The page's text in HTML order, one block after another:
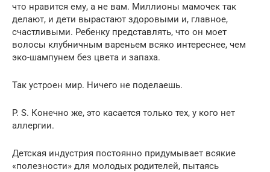
что нравится ему, а не вам. Миллионы мамочек так
делают, и дети вырастают здоровыми и, главное,
счастливыми. Ребенку представлять, что он моет
волосы клубничным вареньем всяко интереснее, чем
эко-шампунем без цвета и запаха.
Так устроен мир. Ничего не поделаешь.
P. S. Конечно же, это касается только тех, у кого нет
аллергии.
Детская индустрия постоянно придумывает всякие
«полезности» для молодых родителей, пытаясь